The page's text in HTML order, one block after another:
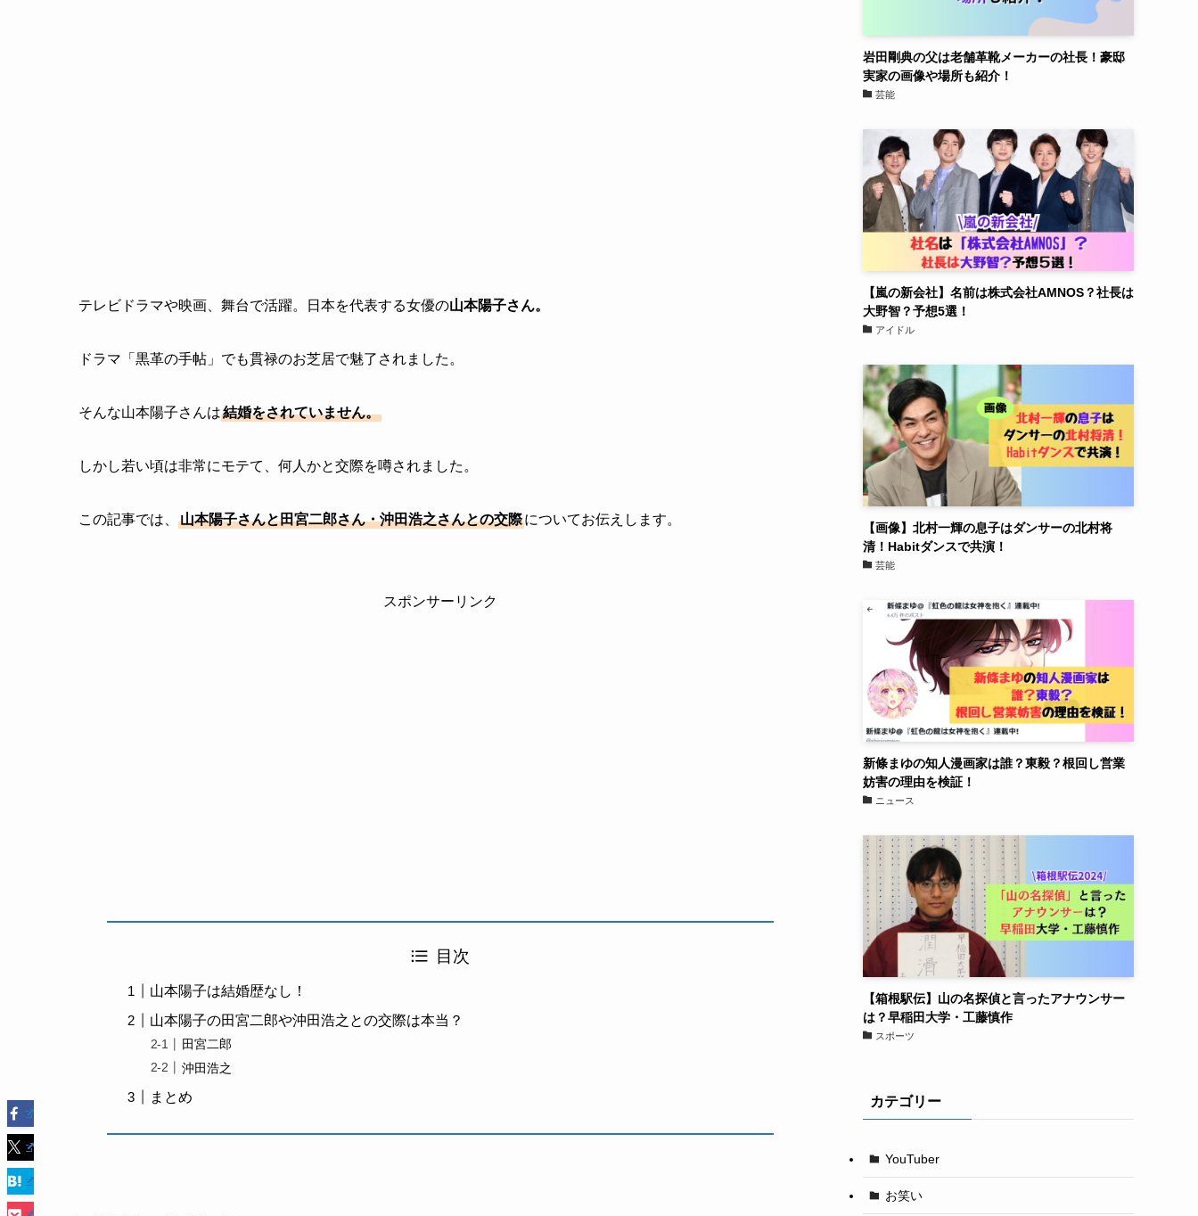
テレビドラマや映画、舞台で活躍。日本を代表する女優の山本陽子さん。
ドラマ「黒革の手帖」でも貫禄のお芝居で魅了されました。
そんな山本陽子さんは結婚をされていません。
しかし若い頃は非常にモテて、何人かと交際を噂されました。
この記事では、 山本陽子さんと田宮二郎さん・沖田浩之さんとの交際についてお伝えします。
スポンサーリンク
目次
山本陽子は結婚歴なし！
山本陽子の田宮二郎や沖田浩之との交際は本当？
田宮二郎
沖田浩之
まとめ
岩田剛典の父は老舗革靴メーカーの社長！豪邸
実家の画像や場所も紹介！
芸能
【嵐の新会社】名前は株式会社AMNOS？社長は
大野智？予想5選！
アイドル
【画像】北村一輝の息子はダンサーの北村将
清！Habitダンスで共演！
芸能
新條まゆの知人漫画家は誰？東毅？根回し営業
妨害の理由を検証！
ニュース
【箱根駅伝】山の名探偵と言ったアナウンサー
は？早稲田大学・工藤慎作
スポーツ
カテゴリー
YouTuber
お笑い